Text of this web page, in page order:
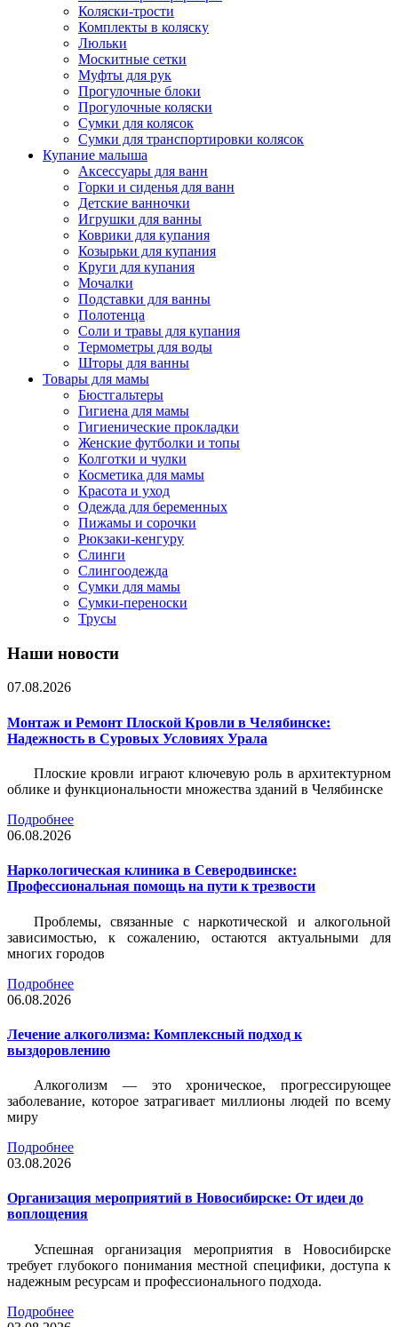
Коляски-трости
Комплекты в коляску
Люльки
Москитные сетки
Муфты для рук
Прогулочные блоки
Прогулочные коляски
Сумки для колясок
Сумки для транспортировки колясок
Купание малыша
Аксессуары для ванн
Горки и сиденья для ванн
Детские ванночки
Игрушки для ванны
Коврики для купания
Козырьки для купания
Круги для купания
Мочалки
Подставки для ванны
Полотенца
Соли и травы для купания
Термометры для воды
Шторы для ванны
Товары для мамы
Бюстгальтеры
Гигиена для мамы
Гигиенические прокладки
Женские футболки и топы
Колготки и чулки
Косметика для мамы
Красота и уход
Одежда для беременных
Пижамы и сорочки
Рюкзаки-кенгуру
Слинги
Слингоодежда
Сумки для мамы
Сумки-переноски
Трусы
Наши новости
07.08.2026
Монтаж и Ремонт Плоской Кровли в Челябинске:
Надежность в Суровых Условиях Урала
Плоские кровли играют ключевую роль в архитектурном
облике и функциональности множества зданий в Челябинске
Подробнее
06.08.2026
Наркологическая клиника в Северодвинске:
Профессиональная помощь на пути к трезвости
Проблемы, связанные с наркотической и алкогольной
зависимостью, к сожалению, остаются актуальными для
многих городов
Подробнее
06.08.2026
Лечение алкоголизма: Комплексный подход к
выздоровлению
Алкоголизм — это хроническое, прогрессирующее
заболевание, которое затрагивает миллионы людей по всему
миру
Подробнее
03.08.2026
Организация мероприятий в Новосибирске: От идеи до
воплощения
Успешная организация мероприятия в Новосибирске
требует глубокого понимания местной специфики, доступа к
надежным ресурсам и профессионального подхода.
Подробнее